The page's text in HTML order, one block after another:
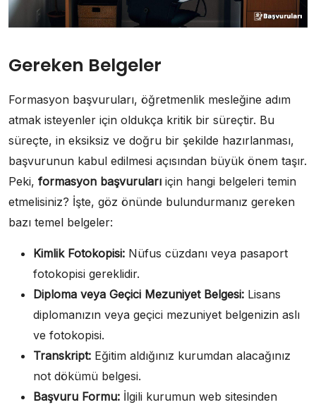
Gereken Belgeler
Formasyon başvuruları, öğretmenlik mesleğine adım
atmak isteyenler için oldukça kritik bir süreçtir. Bu
süreçte, in eksiksiz ve doğru bir şekilde hazırlanması,
başvurunun kabul edilmesi açısından büyük önem taşır.
Peki, formasyon başvuruları için hangi belgeleri temin
etmelisiniz? İşte, göz önünde bulundurmanız gereken
bazı temel belgeler:
Kimlik Fotokopisi: Nüfus cüzdanı veya pasaport
fotokopisi gereklidir.
Diploma veya Geçici Mezuniyet Belgesi: Lisans
diplomanızın veya geçici mezuniyet belgenizin aslı
ve fotokopisi.
Transkript: Eğitim aldığınız kurumdan alacağınız
not dökümü belgesi.
Başvuru Formu: İlgili kurumun web sitesinden